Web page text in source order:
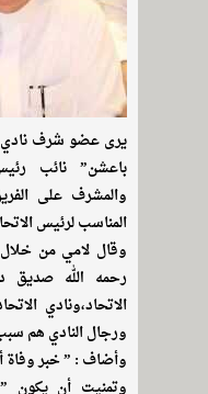
يرى عضو شرف نادي
باعشن” نائب
والمشرف على
المناسب لرئيس
وقال لامي من
رحمه الله
الاتحاد،ونادي
ورجال النادي هم
وأضاف : ” خبر وفاة
وتمنيت أن يكون